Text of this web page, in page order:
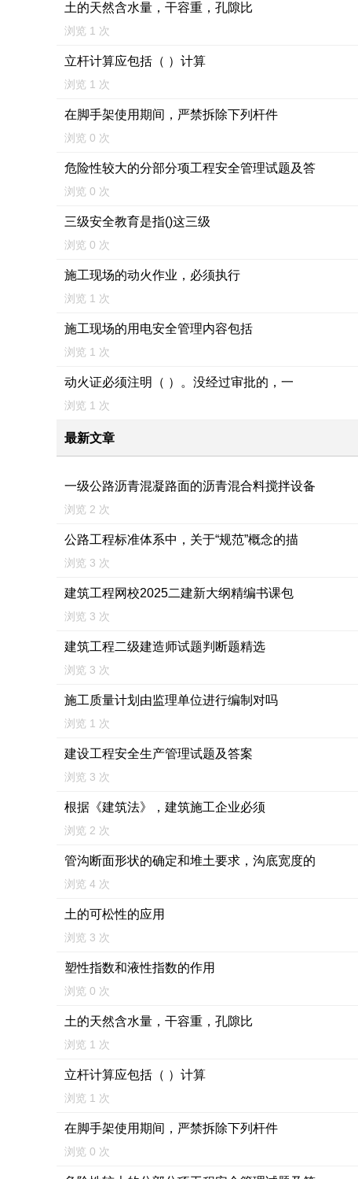
土的天然含水量，干容重，孔隙比
浏览 1 次
立杆计算应包括（ ）计算
浏览 1 次
在脚手架使用期间，严禁拆除下列杆件
浏览 0 次
危险性较大的分部分项工程安全管理试题及答
浏览 0 次
三级安全教育是指()这三级
浏览 0 次
施工现场的动火作业，必须执行
浏览 1 次
施工现场的用电安全管理内容包括
浏览 1 次
动火证必须注明（ ）。没经过审批的，一
浏览 1 次
最新文章
一级公路沥青混凝路面的沥青混合料搅拌设备
浏览 2 次
公路工程标准体系中，关于“规范”概念的描
浏览 3 次
建筑工程网校2025二建新大纲精编书课包
浏览 3 次
建筑工程二级建造师试题判断题精选
浏览 3 次
施工质量计划由监理单位进行编制对吗
浏览 1 次
建设工程安全生产管理试题及答案
浏览 3 次
根据《建筑法》，建筑施工企业必须
浏览 2 次
管沟断面形状的确定和堆土要求，沟底宽度的
浏览 4 次
土的可松性的应用
浏览 3 次
塑性指数和液性指数的作用
浏览 0 次
土的天然含水量，干容重，孔隙比
浏览 1 次
立杆计算应包括（ ）计算
浏览 1 次
在脚手架使用期间，严禁拆除下列杆件
浏览 0 次